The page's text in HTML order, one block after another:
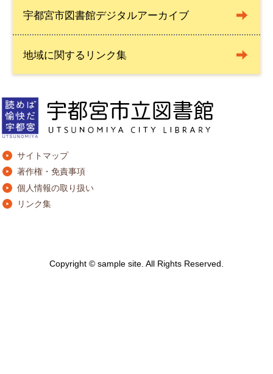
宇都宮市図書館デジタルアーカイブ
地域に関するリンク集
サイトマップ
著作権・免責事項
個人情報の取り扱い
リンク集
Copyright © sample site. All Rights Reserved.